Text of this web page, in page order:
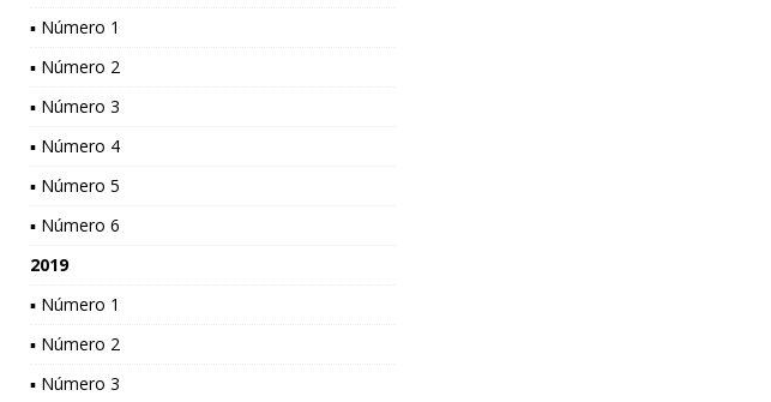
▪ Número 1
▪ Número 2
▪ Número 3
▪ Número 4
▪ Número 5
▪ Número 6
2019
▪ Número 1
▪ Número 2
▪ Número 3